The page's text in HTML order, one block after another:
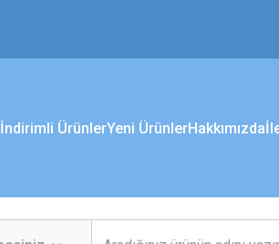
İndirimli ÜrünlerYeni ÜrünlerHakkımızda